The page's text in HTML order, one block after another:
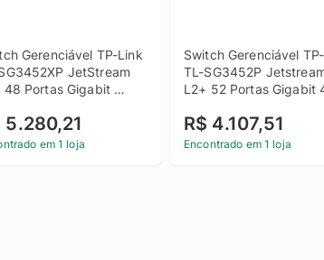
Gerenciável TP-Link
JetStream
48 Portas Gigabit
5.280,21
em 1 loja
Switch Gerenciável
TL-SG3452P
L2+ 52 Portas Gigabit
R$ 4.107,51
Encontrado em 1 loja